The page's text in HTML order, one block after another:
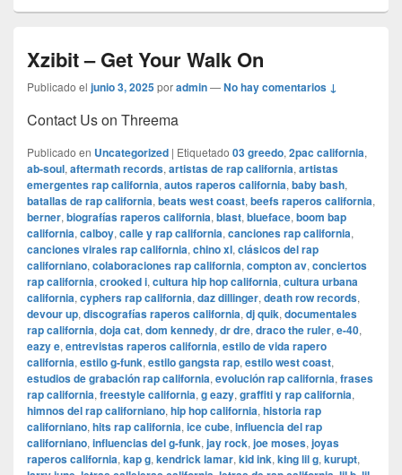
Xzibit – Get Your Walk On
Publicado el junio 3, 2025poradmin—No hay comentarios ↓
Contact Us on Threema
Publicado en Uncategorized | Etiquetado 03 greedo, 2pac california,
ab-soul, aftermath records, artistas de rap california, artistas
emergentes rap california, autos raperos california, baby bash,
batallas de rap california, beats west coast, beefs raperos california,
berner, biografías raperos california, blast, blueface, boom bap
california, calboy, calle y rap california, canciones rap california,
canciones virales rap california, chino xl, clásicos del rap
californiano, colaboraciones rap california, compton av, conciertos
rap california, crooked i, cultura hip hop california, cultura urbana
california, cyphers rap california, daz dillinger, death row records,
devour up, discografías raperos california, dj quik, documentales
rap california, doja cat, dom kennedy, dr dre, draco the ruler, e-40,
eazy e, entrevistas raperos california, estilo de vida rapero
california, estilo g-funk, estilo gangsta rap, estilo west coast,
estudios de grabación rap california, evolución rap california, frases
rap california, freestyle california, g eazy, graffiti y rap california,
himnos del rap californiano, hip hop california, historia rap
californiano, hits rap california, ice cube, influencia del rap
californiano, influencias del g-funk, jay rock, joe moses, joyas
raperos california, kap g, kendrick lamar, kid ink, king lil g, kurupt,